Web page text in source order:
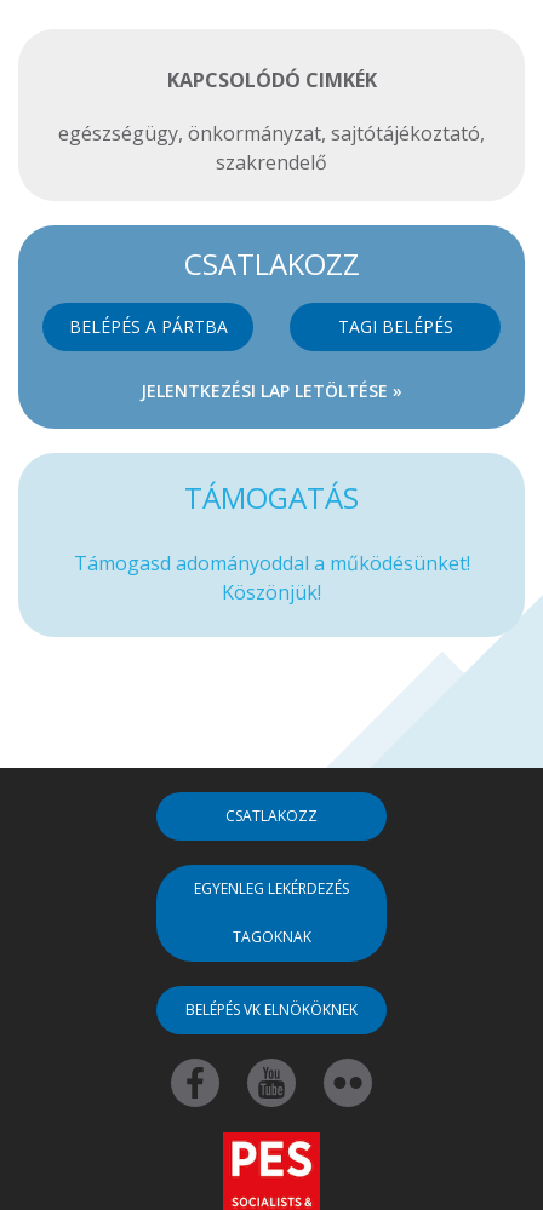
KAPCSOLÓDÓ CIMKÉK
egészségügy, önkormányzat, sajtótájékoztató,
szakrendelő
CSATLAKOZZ
BELÉPÉS A PÁRTBA TAGI BELÉPÉS
JELENTKEZÉSI LAP LETÖLTÉSE »
TÁMOGATÁS
Támogasd adományoddal a működésünket!
Köszönjük!
CSATLAKOZZ
EGYENLEG LEKÉRDEZÉS
TAGOKNAK
BELÉPÉS VK ELNÖKÖKNEK